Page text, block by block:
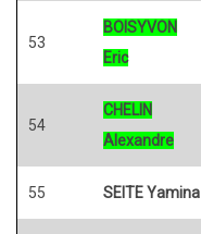
53
BOISYVON
Eric
54
CHELIN
Alexandre
55 SEITE Yamina